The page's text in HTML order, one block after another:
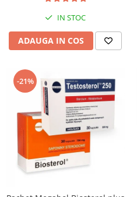
IN STOC
ADAUGA IN COS
-21%